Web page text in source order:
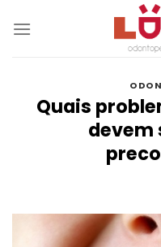
Quais
devem